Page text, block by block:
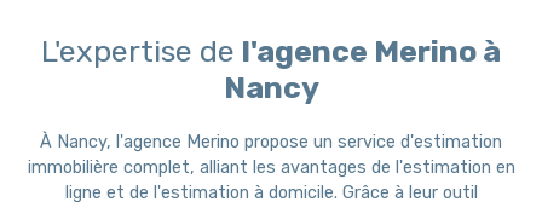
L'expertise de l'agence Merino à
Nancy
À Nancy, l'agence Merino propose un service d'estimation
immobilière complet, alliant les avantages de l'estimation en
ligne et de l'estimation à domicile. Grâce à leur outil